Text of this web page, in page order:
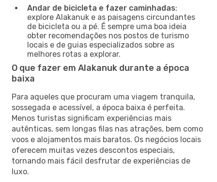
Andar de bicicleta e fazer caminhadas:
explore Alakanuk e as paisagens circundantes
de bicicleta ou a pé. É sempre uma boa ideia
obter recomendações nos postos de turismo
locais e de guias especializados sobre as
melhores rotas a explorar.
O que fazer em Alakanuk durante a época
baixa
Para aqueles que procuram uma viagem tranquila,
sossegada e acessível, a época baixa é perfeita.
Menos turistas significam experiências mais
autênticas, sem longas filas nas atrações, bem como
voos e alojamentos mais baratos. Os negócios locais
oferecem muitas vezes descontos especiais,
tornando mais fácil desfrutar de experiências de
luxo.